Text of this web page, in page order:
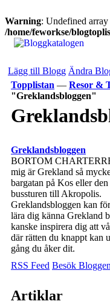
Warning: Undefined
/home/feworkse/
Lägg till Blogg Ändra
Topplistan — Resor &
"Greklandsbloggen"
Greklandsbloggen
BORTOM
mig är Grekland så
bargatan på Kos eller
bussturen till Akropolis.
Greklandsbloggen kan
lära dig känna Grekland
kanske inspirera dig att
där rätten du knappt kan
gång du åker dit.
RSS Feed Besök
Artiklar